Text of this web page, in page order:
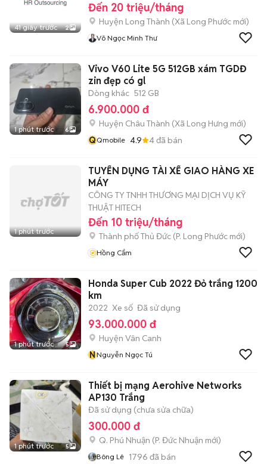
41 giây trước 2
Đến 20 triệu/tháng
Huyện Long Thành (Xã Long Phước mới)
Võ Ngọc Minh Thư
1 phút trước 6
Vivo V60 Lite 5G 512GB xám TGDĐ
zin đẹp có gl
Dòng khác 512 GB
6.900.000 đ
Huyện Châu Thành (Xã Long Hưng mới)
QQmobile 4.9 4đã bán
1 phút trước
TUYỂN DỤNG TÀI XẾ GIAO HÀNG XE
MÁY
CÔNG TY TNHH THƯƠNG MẠI DỊCH VỤ KỸ
THUẬT HITECH
Đến 10 triệu/tháng
Thành phố Thủ Đức (P. Long Phước mới)
Hồng Cẩm
1 phút trước 5
Honda Super Cub 2022 Đỏ trắng 1200
km
2022 Xe số Đã sử dụng
93.000.000 đ
Huyện Vân Canh
NNguyễn Ngọc Tú
1 phút trước 5
Thiết bị mạng Aerohive Networks
AP130 Trắng
Đã sử dụng (chưa sửa chữa)
300.000 đ
Q. Phú Nhuận (P. Đức Nhuận mới)
Bông Lê 1796 đã bán